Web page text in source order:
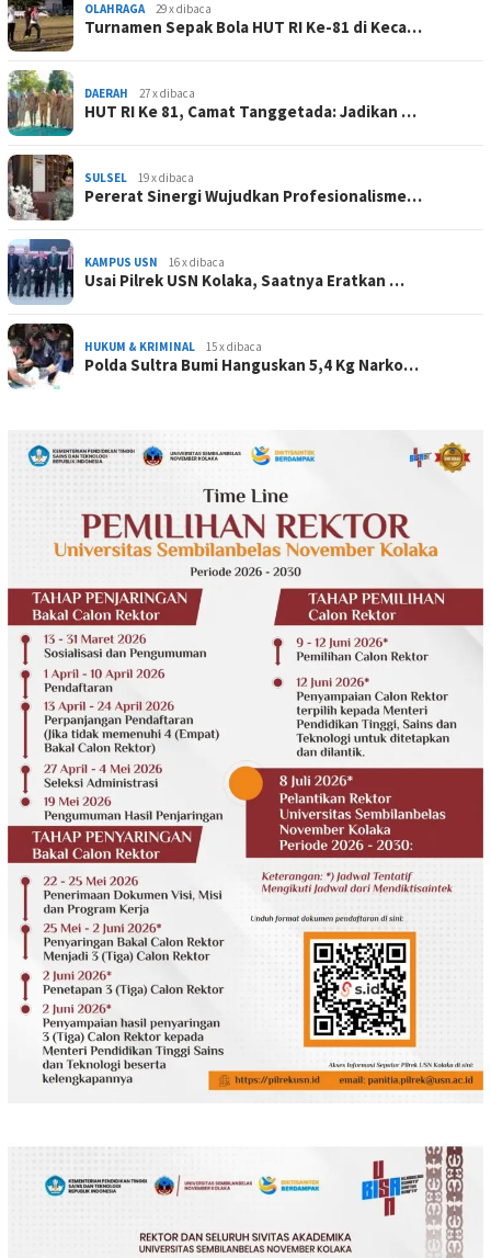
OLAHRAGA 29 x dibaca
Turnamen Sepak Bola HUT RI Ke-81 di Keca…
DAERAH 27 x dibaca
HUT RI Ke 81, Camat Tanggetada: Jadikan …
SULSEL 19 x dibaca
Pererat Sinergi Wujudkan Profesionalisme…
KAMPUS USN 16 x dibaca
Usai Pilrek USN Kolaka, Saatnya Eratkan …
HUKUM & KRIMINAL 15 x dibaca
Polda Sultra Bumi Hanguskan 5,4 Kg Narko…